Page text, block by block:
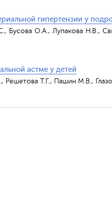
гипертензии у
Бусова О.A., Лупакова Н.В.,
астме у детей
Т.Г., Пашин М.В.,